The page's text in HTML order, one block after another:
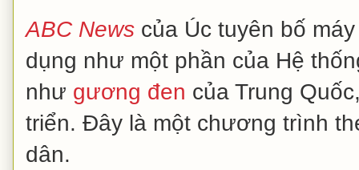
ABC News của Úc tuyên bố
dụng như một phần của Hệ
như gương đen của Trung
triển. Đây là một chương trình
dân.